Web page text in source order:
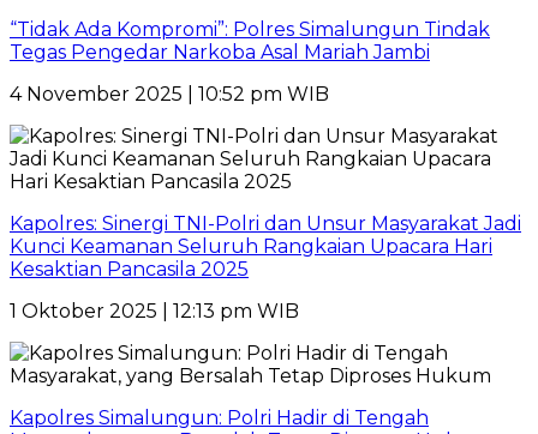
“Tidak Ada Kompromi”: Polres Simalungun Tindak
Tegas Pengedar Narkoba Asal Mariah Jambi
4 November 2025 | 10:52 pm WIB
Kapolres: Sinergi TNI-Polri dan Unsur Masyarakat Jadi
Kunci Keamanan Seluruh Rangkaian Upacara Hari
Kesaktian Pancasila 2025
1 Oktober 2025 | 12:13 pm WIB
Kapolres Simalungun: Polri Hadir di Tengah